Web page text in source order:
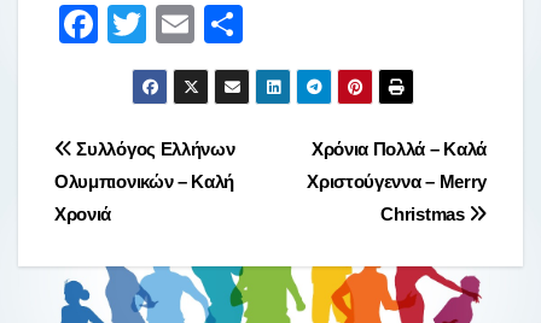
F
e
b
o
o
k
T
wi
tt
er
E
m
ail
οι
ρ
ίτ
ε
Πλοήγηση
άρθρων
Χρόνια Πολλά – Καλά
Χριστούγεννα – Merry
Christmas
Συλλόγος Ελλήνων
Ολυμπιονικών – Καλή
Χρονιά